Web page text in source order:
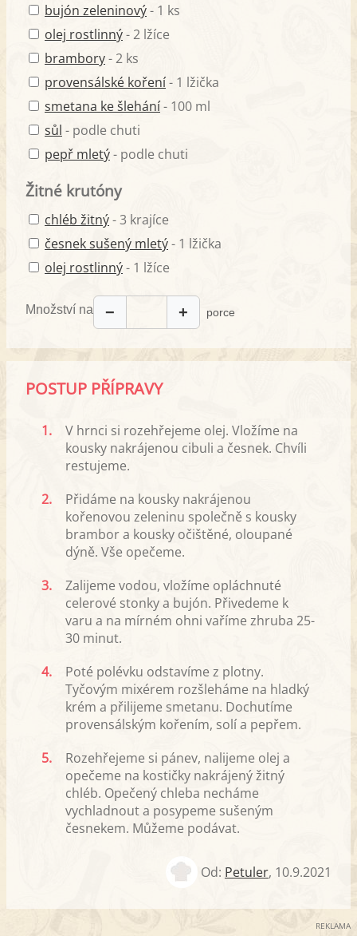
bujón zeleninový- 1 ks
olej rostlinný- 2 lžíce
brambory- 2 ks
provensálské koření- 1 lžička
smetana ke šlehání- 100 ml
sůl - podle chuti
pepř mletý- podle chuti
Žitné krutóny
chléb žitný- 3 krajíce
česnek sušený mletý- 1 lžička
olej rostlinný- 1 lžíce
Množství na − + porce
POSTUP PŘÍPRAVY
1.
V hrnci si rozehřejeme olej. Vložíme na
kousky nakrájenou cibuli a česnek. Chvíli
restujeme.
2.
Přidáme na kousky nakrájenou
kořenovou zeleninu společně s kousky
brambor a kousky očištěné, oloupané
dýně. Vše opečeme.
3.
Zalijeme vodou, vložíme opláchnuté
celerové stonky a bujón. Přivedeme k
varu a na mírném ohni vaříme zhruba 25-
30 minut.
4.
Poté polévku odstavíme z plotny.
Tyčovým mixérem rozšleháme na hladký
krém a přilijeme smetanu. Dochutíme
provensálským kořením, solí a pepřem.
5.
Rozehřejeme si pánev, nalijeme olej a
opečeme na kostičky nakrájený žitný
chléb. Opečený chleba necháme
vychladnout a posypeme sušeným
česnekem. Můžeme podávat.
Od: Petuler, 10.9.2021
REKLAMA